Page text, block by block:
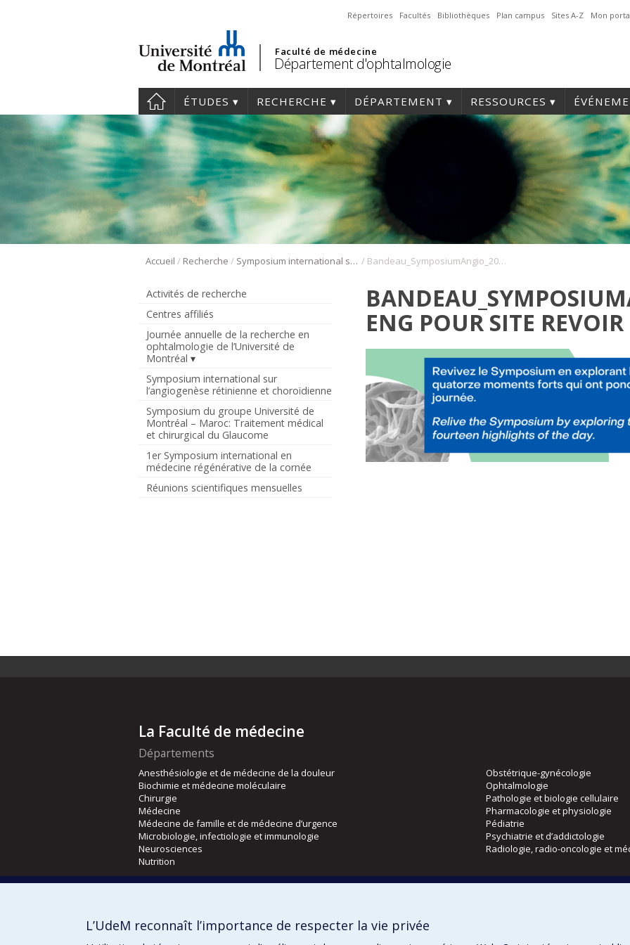
Répertoires Facultés Bibliothèques Plan campus Sites A-Z Mon
Faculté de médecine
Département d'ophtalmologie
ÉTUDES RECHERCHE DÉPARTEMENT RESSOURCES
Accueil / Recherche / Symposium international sur l’angiogenèse rétinienne et choroïdienne / Bandeau_SymposiumAngio_2022_FR Eng pour site revoir DPT
Activités de recherche
Centres affiliés
Journée annuelle de la recherche en
ophtalmologie de l’Université de
Montréal
Symposium international sur
l’angiogenèse rétinienne et choroïdienne
Symposium du groupe Université de
Montréal – Maroc: Traitement médical
et chirurgical du Glaucome
1er Symposium international en
médecine régénérative de la cornée
Réunions scientifiques mensuelles
ENG POUR SITE
La Faculté de médecine
Départements
Anesthésiologie et de médecine de la douleur
Biochimie et médecine moléculaire
Chirurgie
Médecine
Médecine de famille et de médecine d’urgence
Microbiologie, infectiologie et immunologie
Neurosciences
Nutrition
Obstétrique-gynécologie
Ophtalmologie
Pathologie et biologie cellulaire
Pharmacologie et physiologie
Pédiatrie
Psychiatrie et d’addictologie
Radiologie, radio-oncologie et
Orthophonie et audiologie
L’UdeM reconnaît l’importance de respecter la vie privée